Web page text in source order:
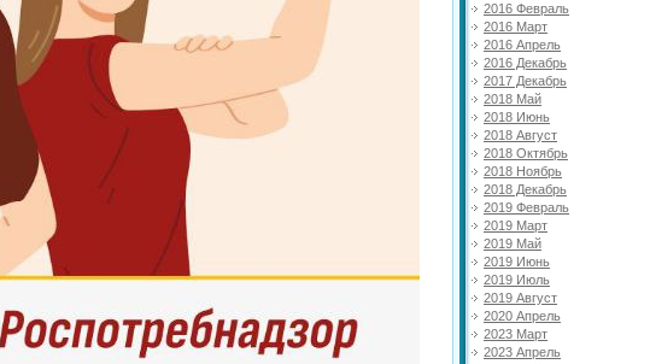
2016 Февраль
2016 Март
2016 Апрель
2016 Декабрь
2017 Декабрь
2018 Май
2018 Июнь
2018 Август
2018 Октябрь
2018 Ноябрь
2018 Декабрь
2019 Февраль
2019 Март
2019 Май
2019 Июнь
2019 Июль
2019 Август
2020 Апрель
2023 Март
2023 Апрель